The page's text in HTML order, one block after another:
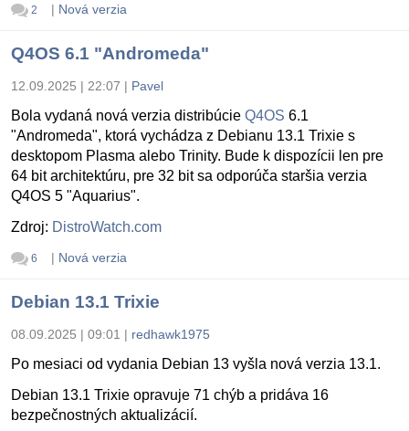
2 | Nová verzia
Q4OS 6.1 "Andromeda"
12.09.2025 | 22:07 | Pavel
Bola vydaná nová verzia distribúcie Q4OS 6.1
"Andromeda", ktorá vychádza z Debianu 13.1 Trixie s
desktopom Plasma alebo Trinity. Bude k dispozícii len pre
64 bit architektúru, pre 32 bit sa odporúča staršia verzia
Q4OS 5 "Aquarius".
Zdroj: DistroWatch.com
6 | Nová verzia
Debian 13.1 Trixie
08.09.2025 | 09:01 | redhawk1975
Po mesiaci od vydania Debian 13 vyšla nová verzia 13.1.
Debian 13.1 Trixie opravuje 71 chýb a pridáva 16
bezpečnostných aktualizácií.